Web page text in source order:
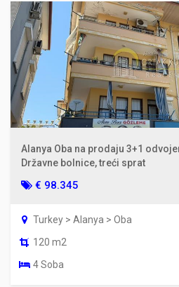
Alanya Oba na prodaju 3+1
Državne bolnice, treći sprat
€ 98.345
Turkey > Alanya > Oba
120 m2
4 Soba